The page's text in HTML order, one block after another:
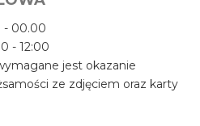
- 00.00
- 12:00
jest okazanie
ze zdjęciem oraz karty